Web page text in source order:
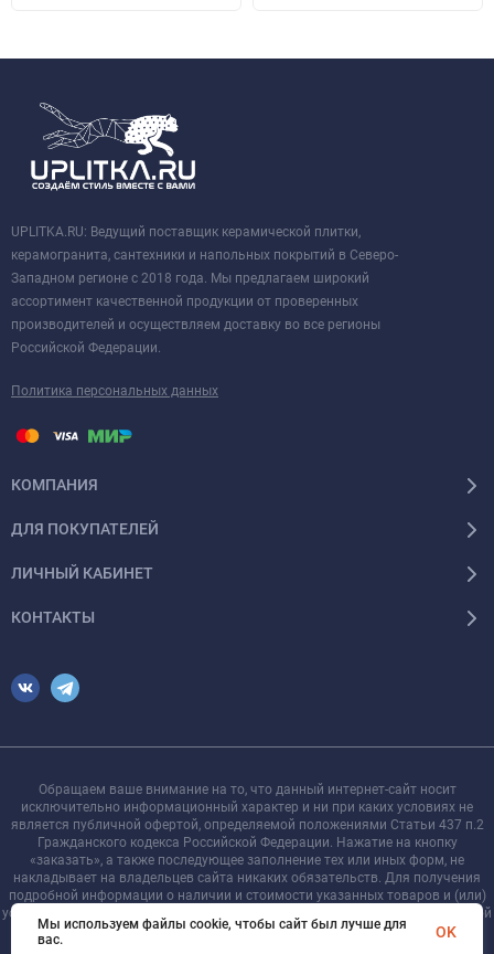
UPLITKA.RU: Ведущий поставщик керамической плитки,
керамогранита, сантехники и напольных покрытий в Северо-
Западном регионе с 2018 года. Мы предлагаем широкий
ассортимент качественной продукции от проверенных
производителей и осуществляем доставку во все регионы
Российской Федерации.
Политика персональных данных
КОМПАНИЯ
ДЛЯ ПОКУПАТЕЛЕЙ
ЛИЧНЫЙ КАБИНЕТ
КОНТАКТЫ
Обращаем ваше внимание на то, что данный интернет-сайт носит
исключительно информационный характер и ни при каких условиях не
является публичной офертой, определяемой положениями Статьи 437 п.2
Гражданского кодекса Российской Федерации. Нажатие на кнопку
«заказать», а также последующее заполнение тех или иных форм, не
накладывает на владельцев сайта никаких обязательств. Для получения
подробной информации о наличии и стоимости указанных товаров и (или)
услуг, пожалуйста, обращайтесь к менеджеру сайта с помощью специальной
формы связи или по телефону +7 921 755-09-90
Мы используем файлы cookie, чтобы сайт был лучше для
вас.
OK